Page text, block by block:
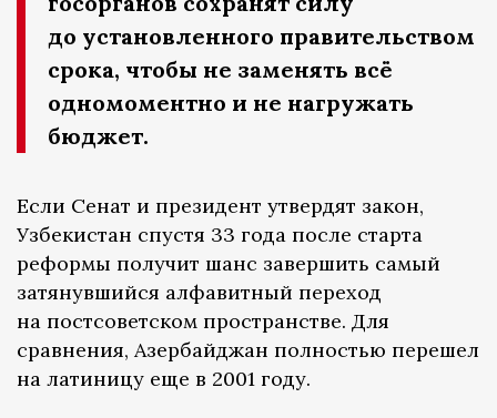
до установленного правительством
срока, чтобы не заменять всё
одномоментно и не нагружать
бюджет.
Если Сенат и президент утвердят закон,
Узбекистан спустя 33 года после старта
реформы получит шанс завершить самый
затянувшийся алфавитный переход
на постсоветском пространстве. Для
сравнения, Азербайджан полностью перешел
на латиницу еще в 2001 году.